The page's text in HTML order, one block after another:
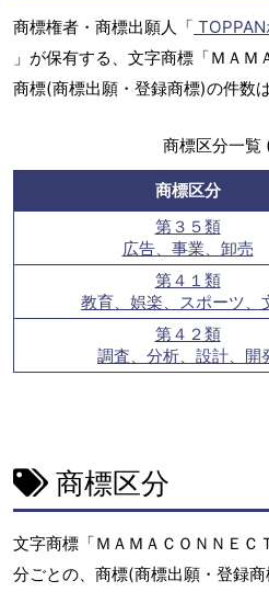
商標権者・商標出願人「
」が保有する、文字商標「ＭＡＭ
商標(商標出願・登録商標)の件数
商標区分一覧
商標区分
第３５類
広告、事業、卸売
第４１類
教育、娯楽、スポーツ、
第４２類
調査、分析、設計、開
商標区分
文字商標「ＭＡＭＡＣＯＮＮＥＣ
分ごとの、商標(商標出願・登録